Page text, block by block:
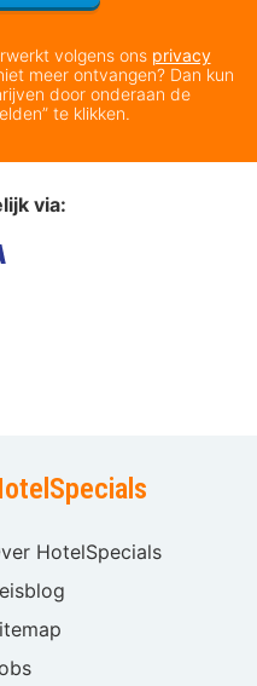
volgens ons privacy
meer ontvangen? Dan kun
door onderaan de
te klikken.
via:
HotelSpecials